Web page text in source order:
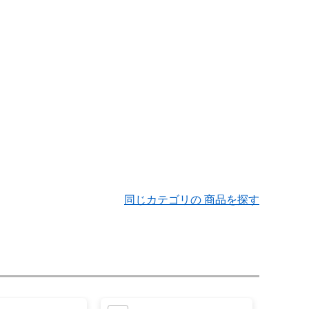
同じカテゴリの 商品を探す